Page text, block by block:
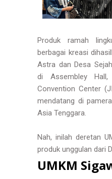
Produk ramah
berbagai kreasi
Astra dan Desa
di Assembley Hall,
Convention Center
mendatang di
Asia Tenggara.
Nah, inilah deretan
produk unggulan dari
UMKM